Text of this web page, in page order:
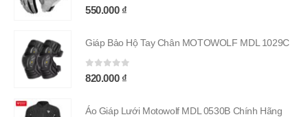
0out of 5
550.000 ₫
Giáp Bảo Hộ Tay Chân MOTOWOLF MDL 1029C
0out of 5
820.000 ₫
Áo Giáp Lưới Motowolf MDL 0530B Chính Hãng